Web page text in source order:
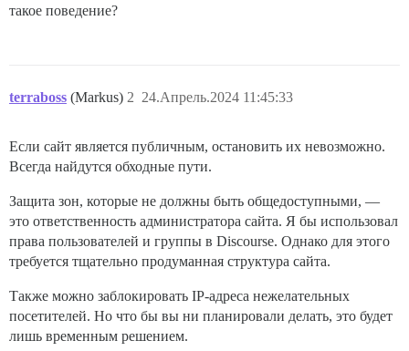
такое поведение?
terraboss (Markus) 24.Апрель.2024 11:45:33
2
Если сайт является публичным, остановить их невозможно.
Всегда найдутся обходные пути.
Защита зон, которые не должны быть общедоступными, —
это ответственность администратора сайта. Я бы использовал
права пользователей и группы в Discourse. Однако для этого
требуется тщательно продуманная структура сайта.
Также можно заблокировать IP-адреса нежелательных
посетителей. Но что бы вы ни планировали делать, это будет
лишь временным решением.